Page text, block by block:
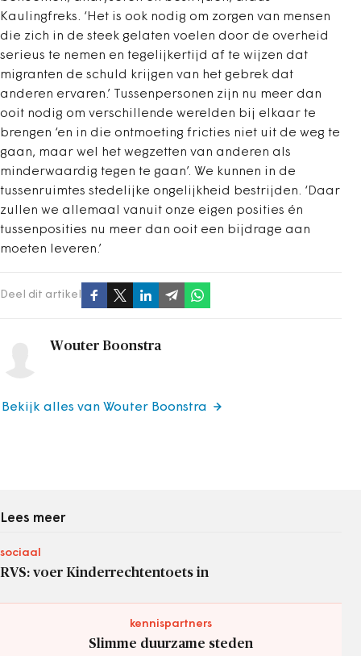
Kaulingfreks. ‘Het is ook nodig om zorgen van mensen
die zich in de steek gelaten voelen door de overheid
serieus te nemen en tegelijkertijd af te wijzen dat
migranten de schuld krijgen van het gebrek dat
anderen ervaren.’ Tussenpersonen zijn nu meer dan
ooit nodig om verschillende werelden bij elkaar te
brengen ‘en in die ontmoeting fricties niet uit de weg te
gaan, maar wel het wegzetten van anderen als
minderwaardig tegen te gaan’. We kunnen in de
tussenruimtes stedelijke ongelijkheid bestrijden. ‘Daar
zullen we allemaal vanuit onze eigen posities én
tussenposities nu meer dan ooit een bijdrage aan
moeten leveren.’
Deel dit artikel
Wouter Boonstra
Bekijk alles van Wouter Boonstra
Lees meer
sociaal
RVS: voer Kinderrechtentoets in
kennispartners
Slimme duurzame steden